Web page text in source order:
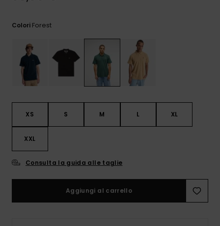
Consulta
le FAQ
Colori Forest
XS S M L XL
XXL
Consulta la guida alle taglie
Aggiungi al carrello